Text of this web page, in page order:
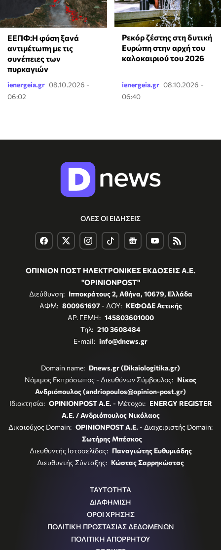
ΕΕΠΦ:Η φύση ξανά
αντιμέτωπη με τις
συνέπειες των
πυρκαγιών
ienergeia.gr 08.10.2026 -
06:02
Ρεκόρ ζέστης στη δυτική
Ευρώπη στην αρχή του
καλοκαιριού του 2026
ienergeia.gr 08.10.2026 -
06:40
ΟΛΕΣ ΟΙ ΕΙΔΗΣΕΙΣ
ΟΠΙΝΙΟΝ ΠΟΣΤ ΗΛΕΚΤΡΟΝΙΚΕΣ ΕΚΔΟΣΕΙΣ Α.Ε.
"OPINIONPOST"
Διεύθυνση: Ιπποκράτους 2, Αθήνα, 10679, Ελλάδα
ΑΦΜ: 800961697- ΔΟΥ: ΚΕΦΟΔΕ Αττικής
ΑΡ. ΓΕΜΗ: 145803601000
Τηλ: 210 3608484
E-mail: info@dnews.gr
Domain name: Dnews.gr (Dikaiologitika.gr)
Νόμιμος Εκπρόσωπος - Διευθύνων Σύμβουλος: Νίκος
Ανδριόπουλος (andriopoulos@opinion-post.gr)
Ιδιοκτησία: OPINIONPOST A.E. - Μέτοχοι: ENERGY REGISTER
Α.Ε. / Ανδριόπουλος Νικόλαος
Δικαιούχος Domain: OPINIONPOST A.E. - Διαχειριστής Domain:
Σωτήρης Μπέσκος
Διευθυντής Ιστοσελίδας: Παναγιώτης Ευθυμιάδης
Διευθυντής Σύνταξης: Κώστας Σαρρηκώστας
ΤΑΥΤΟΤΗΤΑ
ΔΙΑΦΗΜΙΣΗ
ΟΡΟΙ ΧΡΗΣΗΣ
ΠΟΛΙΤΙΚΗ ΠΡΟΣΤΑΣΙΑΣ ΔΕΔΟΜΕΝΩΝ
ΠΟΛΙΤΙΚΗ ΑΠΟΡΡΗΤΟΥ